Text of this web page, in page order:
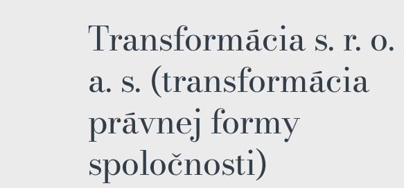
Transformácia s. r. o.
a. s. (transformácia
právnej formy
spoločnosti)